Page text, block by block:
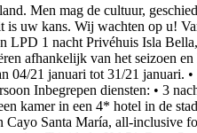
Men mag de cultuur,
is uw kans. Wij wachten op u!
LPD 1 nacht Privéhuis Isla
afhankelijk van het seizoen en
04/21 januari tot 31/21 januari.
Inbegrepen diensten: • 3
kamer in een 4* hotel in de
Santa María, all-inclusive